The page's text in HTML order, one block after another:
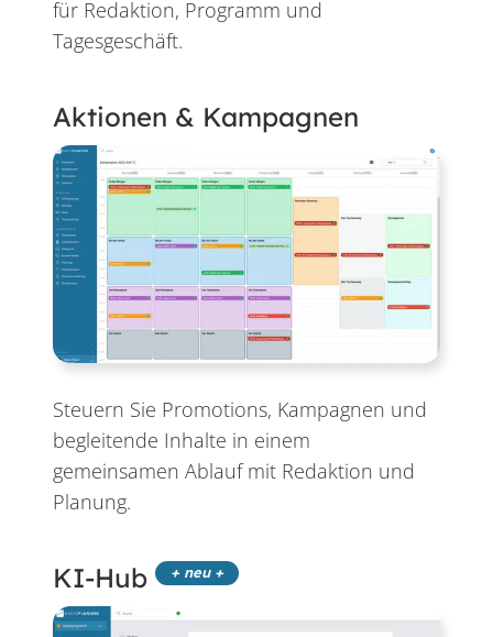
für Redaktion, Programm und
Tagesgeschäft.
Aktionen & Kampagnen
Steuern Sie Promotions, Kampagnen und
begleitende Inhalte in einem
gemeinsamen Ablauf mit Redaktion und
Planung.
KI-Hub + neu +